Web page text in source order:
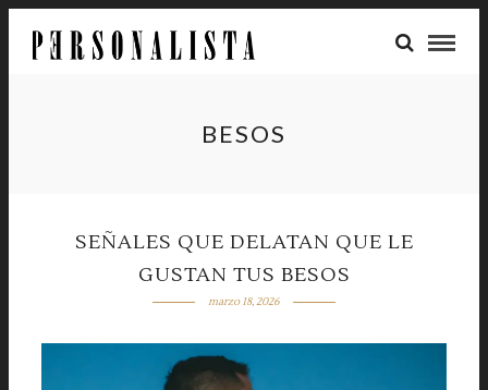
BESOS
SEÑALES QUE DELATAN QUE LE
GUSTAN TUS BESOS
marzo 18, 2026